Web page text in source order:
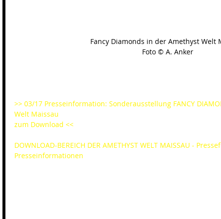
Fancy Diamonds in der Amethyst Welt
Foto © A. Anker
>> 03/17 Presseinformation: Sonderausstellung FANCY
Welt Maissau
zum Download <<
DOWNLOAD-BEREICH DER AMETHYST WELT MAISSAU -
Presseinformationen